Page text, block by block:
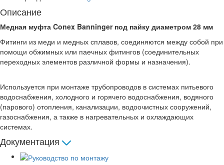
Описание
Медная муфта Conex Banninger под пайку диаметром 28 мм
Фитинги из меди и медных сплавов, соединяются между собой при
помощи обжимных или паечных фитингов (соединительных
переходных элементов различной формы и назначения).
Используется при монтаже трубопроводов в системах питьевого
водоснабжения, холодного и горячего водоснабжения, водяного
(парового) отопления, канализации, водоочистных сооружений,
газоснабжения, а также в нагревательных и охлаждающих
системах.
Документация